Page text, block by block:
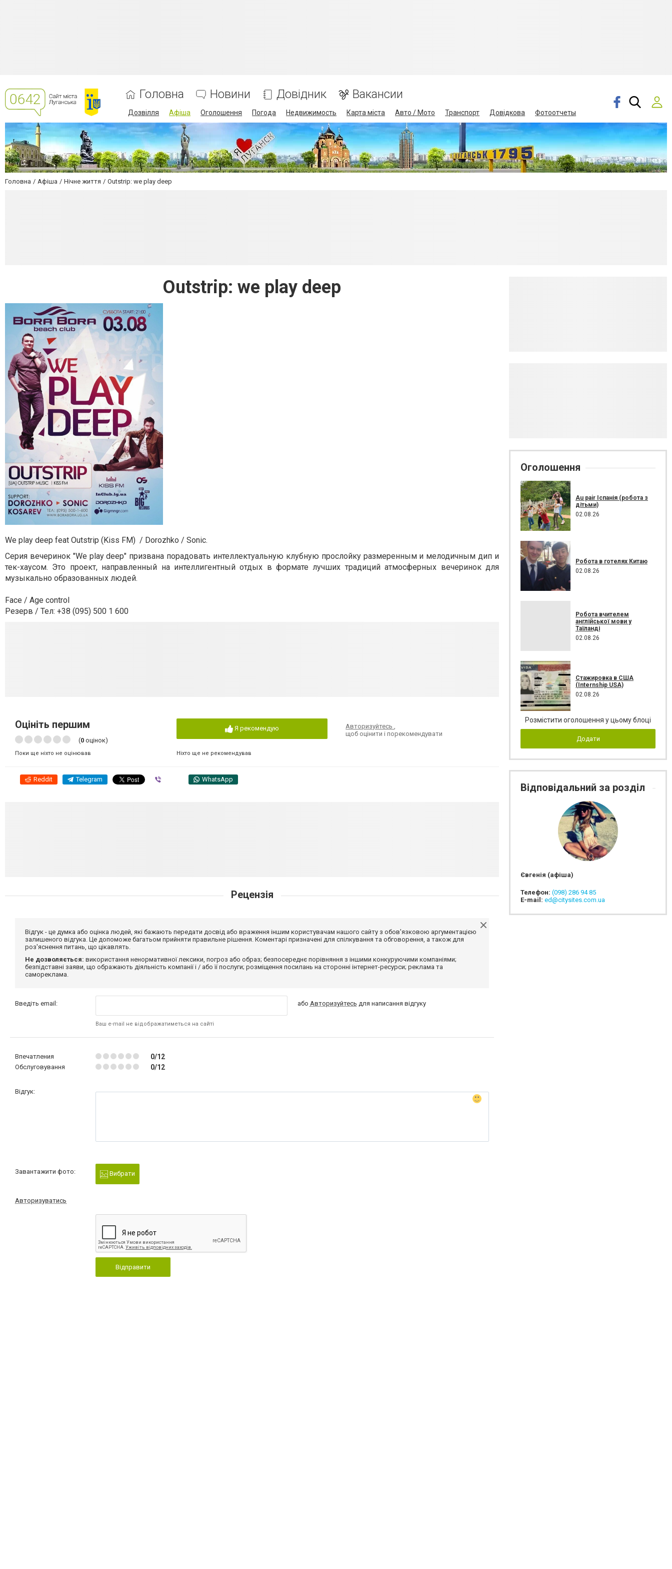
Головна Новини Довідник Вакансии
Дозвілля Афіша Оголошення Погода Недвижимость Карта міста Авто / Мото Транспорт Довідкова Фотоотчеты
Головна Афіша Нічне життя Outstrip: we play deep
Outstrip: we play deep
We play deep feat Outstrip (Kiss FM) / Dorozhko / Sonic.
Серия вечеринок "We play deep" призвана порадовать интеллектуальную клубную прослойку размеренным и мелодичным дип и
тек-хаусом. Это проект, направленный на интеллигентный отдых в формате лучших традиций атмосферных вечеринок для
музыкально образованных людей.
Face / Age control
Резерв / Тел: +38 (095) 500 1 600
Оцініть першим
(0 оцінок)
Поки ще ніхто не оцінював
Я рекомендую
Ніхто ще не рекомендував
Авторизуйтесь,
щоб оцінити і порекомендувати
Reddit Telegram WhatsApp
Рецензія
Відгук - це думка або оцінка людей, які бажають передати досвід або враження іншим користувачам нашого сайту з обов'язковою аргументацією
залишеного відгука. Це допоможе багатьом прийняти правильне рішення. Коментарі призначені для спілкування та обговорення, а також для
роз'яснення питань, що цікавлять.
Не дозволяється: використання ненормативної лексики, погроз або образ; безпосереднє порівняння з іншими конкуруючими компаніями;
безпідставні заяви, що ображають діяльність компанії і / або її послуги; розміщення посилань на сторонні інтернет-ресурси; реклама та
самореклама.
Введіть email:
Ваш e-mail не відображатиметься на сайті
або Авторизуйтесь для написання відгуку
Впечатления 0/12
Обслуговування 0/12
Відгук:
Завантажити фото: Вибрати
Авторизуватись
Відправити
Оголошення
Au pair Іспанія (робота з
дітьми)
02.08.26
Робота в готелях Китаю
02.08.26
Робота вчителем
англійської мови у
Таїланді
02.08.26
Стажировка в США
(Internship USA)
02.08.26
Розмістити оголошення у цьому блоці
Додати
Відповідальний за розділ
Євгенія (афіша)
Телефон: (098) 286 94 85
E-mail: ed@citysites.com.ua